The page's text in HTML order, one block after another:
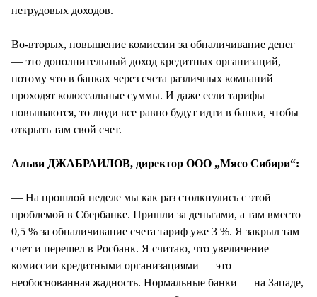
нетрудовых доходов.
Во-вторых, повышение комиссии за обналичивание денег
— это дополнительный доход кредитных организаций,
потому что в банках через счета различных компаний
проходят колоссальные суммы. И даже если тарифы
повышаются, то люди все равно будут идти в банки, чтобы
открыть там свой счет.
Альви ДЖАБРАИЛОВ, директор ООО „Мясо Сибири“:
— На прошлой неделе мы как раз столкнулись с этой
проблемой в Сбербанке. Пришли за деньгами, а там вместо
0,5 % за обналичивание счета тариф уже 3 %. Я закрыл там
счет и перешел в Росбанк. Я считаю, что увеличение
комиссии кредитными организациями — это
необоснованная жадность. Нормальные банки — на Западе,